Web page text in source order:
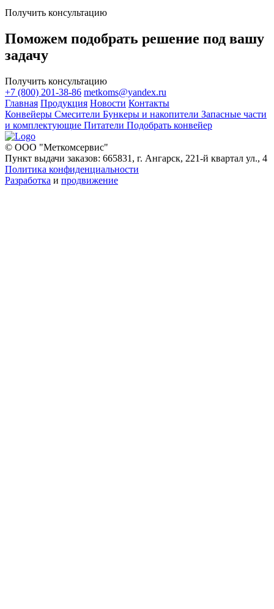
Получить консультацию
Поможем подобрать решение под вашу
задачу
Получить консультацию
+7 (800) 201-38-86 metkoms@yandex.ru
Главная Продукция Новости Контакты
Конвейеры Смесители Бункеры и накопители Запасные части
и комплектующие Питатели Подобрать конвейер
© ООО "Меткомсервис"
Пункт выдачи заказов: 665831, г. Ангарск, 221-й квартал ул., 4
Политика конфиденциальности
Разработка и продвижение